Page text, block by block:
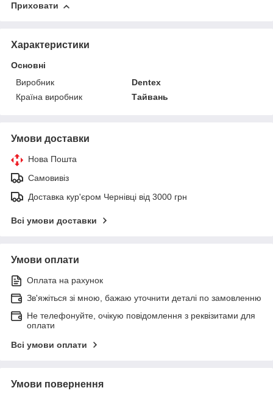
Приховати
Характеристики
Основні
Виробник
Dentex
Країна виробник
Тайвань
Умови доставки
Нова Пошта
Самовивіз
Доставка кур'єром Чернівці від 3000 грн
Всі умови доставки
Умови оплати
Оплата на рахунок
Зв'яжіться зі мною, бажаю уточнити деталі по замовленню
Не телефонуйте, очікую повідомлення з реквізитами для
оплати
Всі умови оплати
Умови повернення